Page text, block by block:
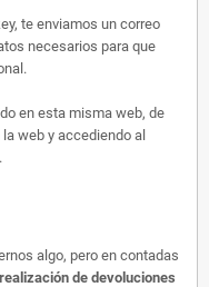
te enviamos un correo
necesarios para que
en esta misma web, de
web y accediendo al
algo, pero en contadas
de devoluciones